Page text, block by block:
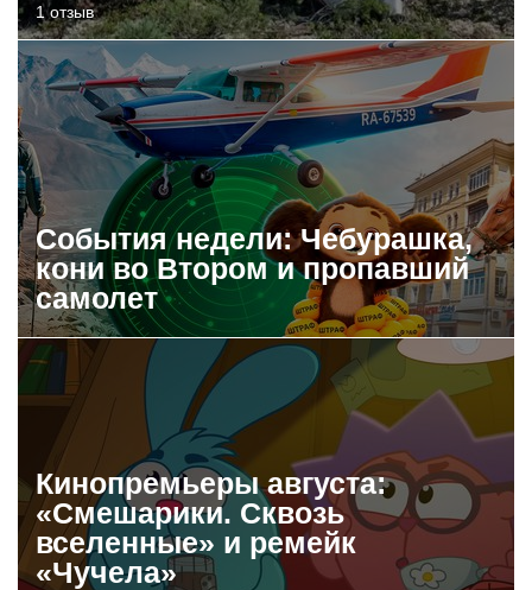
1 отзыв
События недели: Чебурашка,
кони во Втором и пропавший
самолет
Кинопремьеры августа:
«Смешарики. Сквозь
вселенные» и ремейк
«Чучела»